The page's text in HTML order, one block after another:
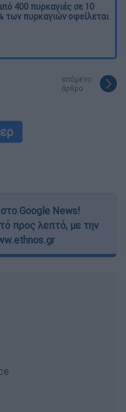
400 πυρκαγιές σε 10
των πυρκαγιών οφείλεται
επόμενο
άρθρο
Google News!
προς λεπτό, με την